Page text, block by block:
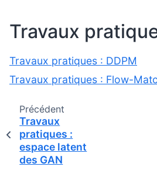
Travaux
Travaux pratiques : DDPM
Travaux pratiques : Flow-
Précédent
Travaux
pratiques :
espace latent
des GAN